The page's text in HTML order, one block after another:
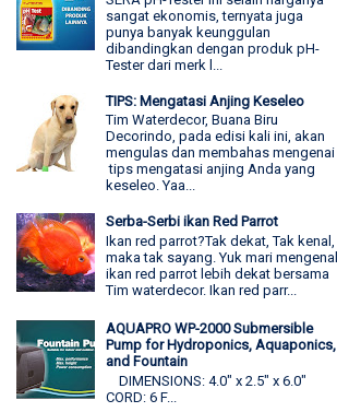
sangat ekonomis, ternyata juga
punya banyak keunggulan
dibandingkan dengan produk pH-
Tester dari merk l...
TIPS: Mengatasi Anjing Keseleo
Tim Waterdecor, Buana Biru
Decorindo, pada edisi kali ini, akan
mengulas dan membahas mengenai
tips mengatasi anjing Anda yang
keseleo. Yaa...
Serba-Serbi ikan Red Parrot
Ikan red parrot?Tak dekat, Tak kenal,
maka tak sayang. Yuk mari mengenal
ikan red parrot lebih dekat bersama
Tim waterdecor. Ikan red parr...
AQUAPRO WP-2000 Submersible
Pump for Hydroponics, Aquaponics,
and Fountain
DIMENSIONS: 4.0" x 2.5" x 6.0"
CORD: 6 F...